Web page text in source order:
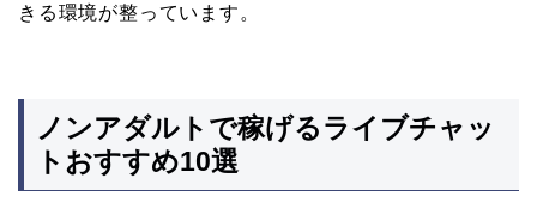
きる環境が整っています。
ノンアダルトで稼げるライブチャッ
トおすすめ10選